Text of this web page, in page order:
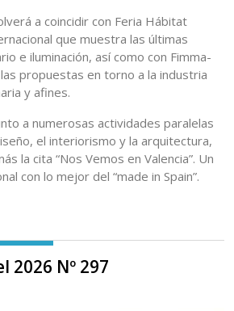
a coincidir con Feria Hábitat
que muestra las últimas
e iluminación, así como con Fimma-
propuestas en torno a la industria
y afines.
a numerosas actividades paralelas
el interiorismo y la arquitectura,
la cita “Nos Vemos en Valencia”. Un
con lo mejor del “made in Spain”.
2026 Nº 297